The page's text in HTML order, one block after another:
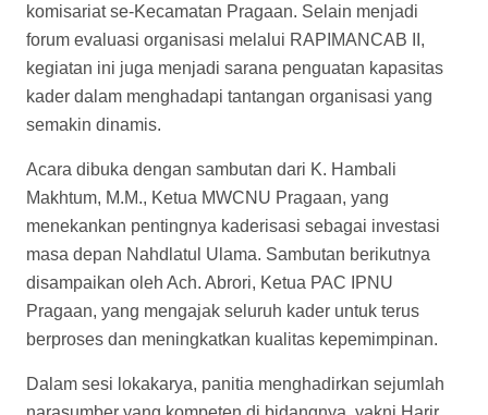
komisariat se-Kecamatan Pragaan. Selain menjadi
forum evaluasi organisasi melalui RAPIMANCAB II,
kegiatan ini juga menjadi sarana penguatan kapasitas
kader dalam menghadapi tantangan organisasi yang
semakin dinamis.
Acara dibuka dengan sambutan dari K. Hambali
Makhtum, M.M., Ketua MWCNU Pragaan, yang
menekankan pentingnya kaderisasi sebagai investasi
masa depan Nahdlatul Ulama. Sambutan berikutnya
disampaikan oleh Ach. Abrori, Ketua PAC IPNU
Pragaan, yang mengajak seluruh kader untuk terus
berproses dan meningkatkan kualitas kepemimpinan.
Dalam sesi lokakarya, panitia menghadirkan sejumlah